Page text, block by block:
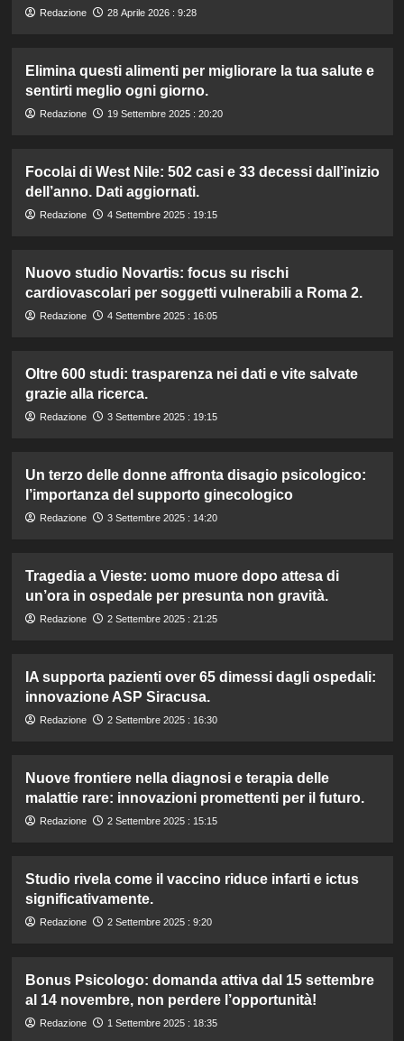
Redazione 28 Aprile 2026 : 9:28
Elimina questi alimenti per migliorare la tua salute e
sentirti meglio ogni giorno.
Redazione 19 Settembre 2025 : 20:20
Focolai di West Nile: 502 casi e 33 decessi dall’inizio
dell’anno. Dati aggiornati.
Redazione 4 Settembre 2025 : 19:15
Nuovo studio Novartis: focus su rischi
cardiovascolari per soggetti vulnerabili a Roma 2.
Redazione 4 Settembre 2025 : 16:05
Oltre 600 studi: trasparenza nei dati e vite salvate
grazie alla ricerca.
Redazione 3 Settembre 2025 : 19:15
Un terzo delle donne affronta disagio psicologico:
l’importanza del supporto ginecologico
Redazione 3 Settembre 2025 : 14:20
Tragedia a Vieste: uomo muore dopo attesa di
un’ora in ospedale per presunta non gravità.
Redazione 2 Settembre 2025 : 21:25
IA supporta pazienti over 65 dimessi dagli ospedali:
innovazione ASP Siracusa.
Redazione 2 Settembre 2025 : 16:30
Nuove frontiere nella diagnosi e terapia delle
malattie rare: innovazioni promettenti per il futuro.
Redazione 2 Settembre 2025 : 15:15
Studio rivela come il vaccino riduce infarti e ictus
significativamente.
Redazione 2 Settembre 2025 : 9:20
Bonus Psicologo: domanda attiva dal 15 settembre
al 14 novembre, non perdere l’opportunità!
Redazione 1 Settembre 2025 : 18:35